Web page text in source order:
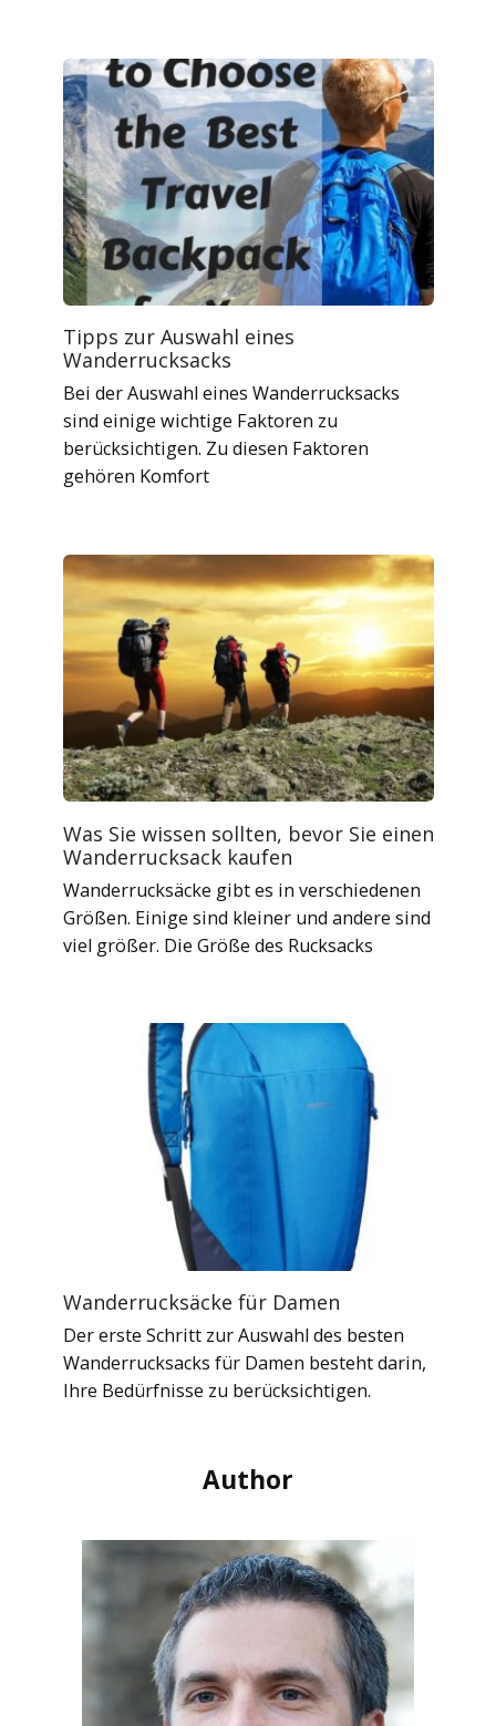
Tipps zur Auswahl eines
Wanderrucksacks
Bei der Auswahl eines Wanderrucksacks
sind einige wichtige Faktoren zu
berücksichtigen. Zu diesen Faktoren
gehören Komfort
Was Sie wissen sollten, bevor Sie einen
Wanderrucksack kaufen
Wanderrucksäcke gibt es in verschiedenen
Größen. Einige sind kleiner und andere sind
viel größer. Die Größe des Rucksacks
Wanderrucksäcke für Damen
Der erste Schritt zur Auswahl des besten
Wanderrucksacks für Damen besteht darin,
Ihre Bedürfnisse zu berücksichtigen.
Author